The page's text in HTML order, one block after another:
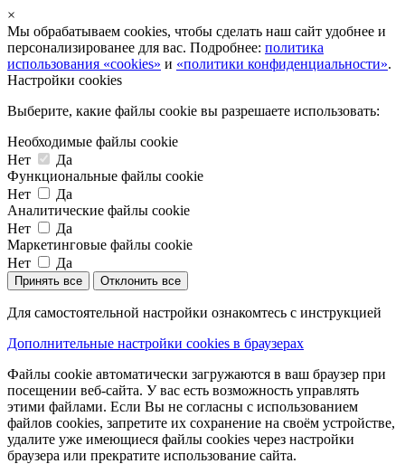
×
Мы обрабатываем cookies, чтобы сделать наш сайт удобнее и
персонализированее для вас. Подробнее: политика
использования «cookies» и «политики конфиденциальности».
Настройки cookies
Выберите, какие файлы cookie вы разрешаете использовать:
Необходимые файлы cookie
Нет
Да
Функциональные файлы cookie
Нет
Да
Аналитические файлы cookie
Нет
Да
Маркетинговые файлы cookie
Нет
Да
Принять все Отклонить все
Для самостоятельной настройки ознакомтесь с инструкцией
Дополнительные настройки cookies в браузерах
Файлы cookie автоматически загружаются в ваш браузер при
посещении веб-сайта. У вас есть возможность управлять
этими файлами. Если Вы не согласны с использованием
файлов cookies, запретите их сохранение на своём устройстве,
удалите уже имеющиеся файлы cookies через настройки
браузера или прекратите использование сайта.